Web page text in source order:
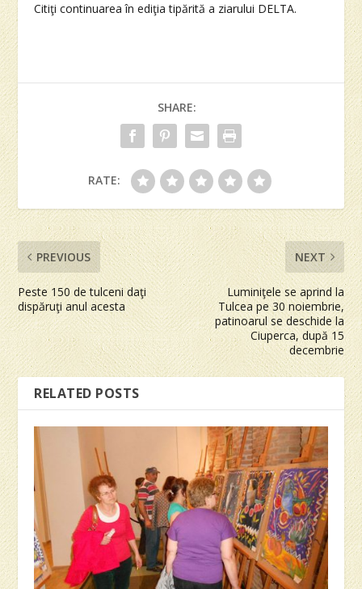
Citiţi continuarea în ediţia tipărită a ziarului DELTA.
SHARE:
RATE:
PREVIOUS
Peste 150 de tulceni daţi
dispăruţi anul acesta
NEXT
Luminiţele se aprind la
Tulcea pe 30 noiembrie,
patinoarul se deschide la
Ciuperca, după 15
decembrie
RELATED POSTS